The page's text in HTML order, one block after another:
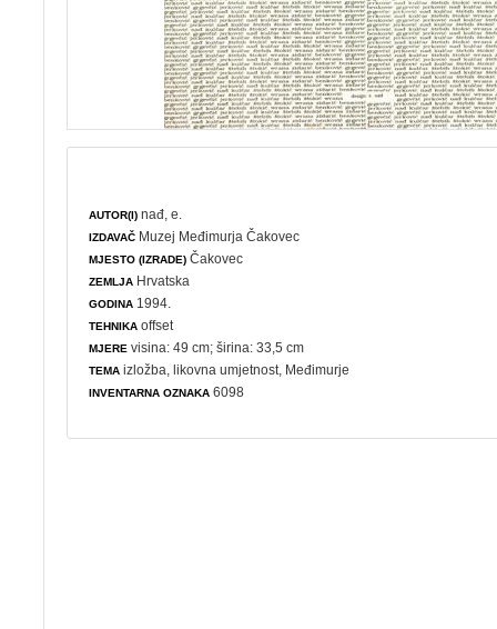
AUTOR(I) nađ, e.
IZDAVAČ Muzej Međimurja Čakovec
MJESTO (IZRADE) Čakovec
ZEMLJA Hrvatska
GODINA 1994.
TEHNIKA offset
MJERE visina: 49 cm; širina: 33,5 cm
TEMA izložba ,likovna umjetnost , Međimurje
INVENTARNA OZNAKA 6098